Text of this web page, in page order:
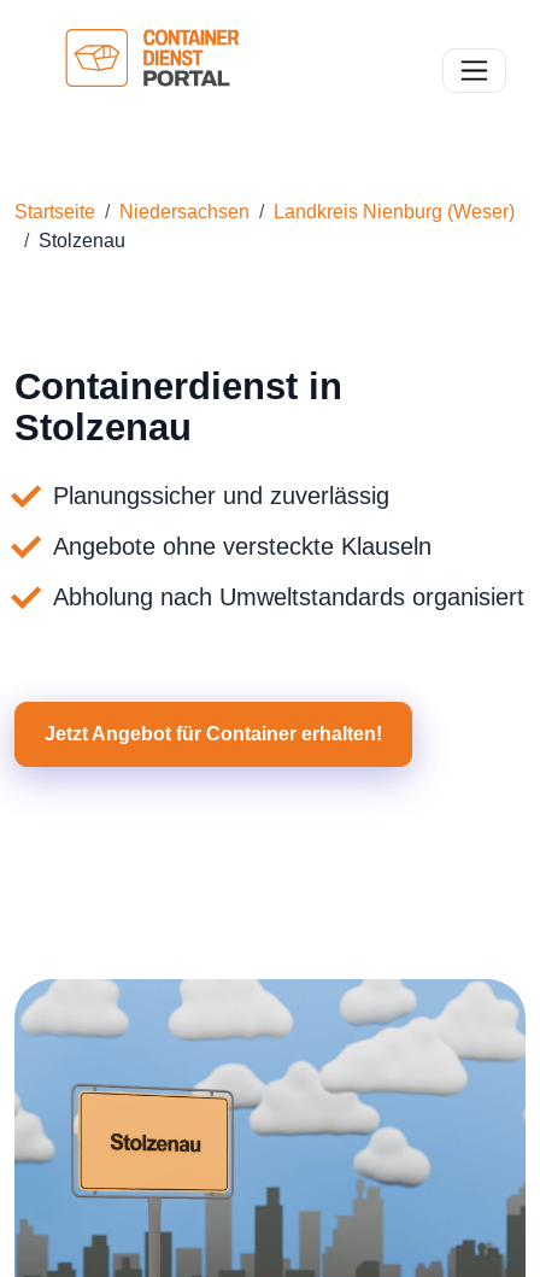
Toggle
Startseite Niedersachsen
Landkreis Nienburg (Weser)
Stolzenau
Containerdienst in
Stolzenau
Planungssicher und zuverlässig
Angebote ohne versteckte Klauseln
Abholung nach Umweltstandards organisiert
Jetzt Angebot für Container erhalten!